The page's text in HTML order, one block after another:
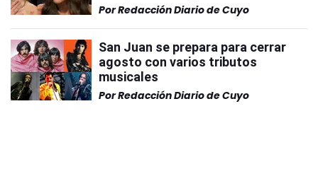
PorRedacción Diario de Cuyo
San Juan se prepara para cerrar
agosto con varios tributos
musicales
PorRedacción Diario de Cuyo